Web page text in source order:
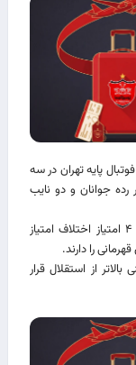
پایه تهران در سه
جوانان و دو نایب
مسابقات در رده نونهالان ادامه دارد و سرخپوشان با ۴ امتیاز اختلاف امتیاز
را دارند.
همچنین در هر ۴ رده سنی بالاتر از استقلال قرار